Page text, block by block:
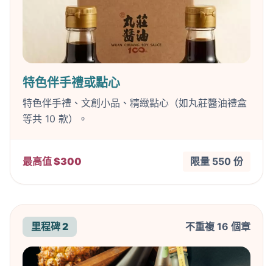
特色伴手禮或點心
特色伴手禮、文創小品、精緻點心（如丸莊醬油禮盒
等共 10 款）。
最高值 $300 限量 550 份
里程碑 2 不重複 16 個章